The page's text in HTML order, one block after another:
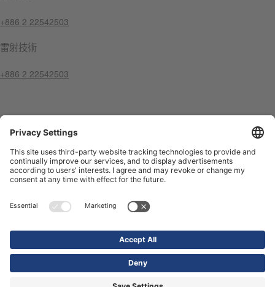
+886 2 22542503
雷射技術
+886 2 22542503
版權聲明
使用條款
Shop